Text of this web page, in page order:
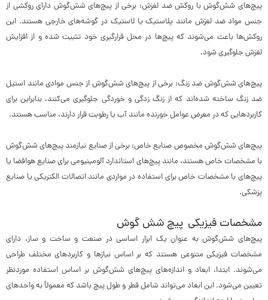
پیچ‌های شش‌گوش با روکش ضد لغزش: برخی از پیچ‌های شش‌گوش دارای روکشی از
جنس مواد ضد لغزش مانند پلاستیک یا لاستیک در گوشه‌های خارجی هستند. این
روکش‌ها باعث می‌شوند که پیچ‌ها در محل قرارگیری خود تثبیت شده و از افزایش
لغزش جلوگیری شود.
پیچ‌های شش‌گوش ضد زنگ: برخی از پیچ‌های شش‌گوش از جنس موادی مانند استیل
ضد زنگ ساخته شده‌اند که از زنگ زدگی و خوردگی جلوگیری می‌کنند، بنابراین برای
کاربردهایی که در معرض عوامل خورنده مانند آب یا رطوبت قرار دارند، مناسب هستند.
پیچ‌های شش‌گوش مخصوص صنایع خاص: برخی از صنایع نیازمند پیچ‌های شش‌گوش
با مشخصات خاص هستند، مانند پیچ‌های استاندارد آلومینیومی برای صنایع هوافضا یا
پیچ‌های با مشخصات خاص برای استفاده در مواردی مانند اتصالات الکتریکی یا صنایع
پزشکی.
مشخصات فیزیکی پیچ شش گوش
پیچ‌های شش‌گوش به عنوان یک ابزار اساسی در صنعت و ساخت و ساز، دارای
مشخصات فیزیکی متنوعی هستند که بر اساس نیازها و کاربردهای مختلف طراحی
می‌شوند. ابتدا، ابعاد و اندازه‌های پیچ‌های شش‌گوش بر اساس استفاده موردنظر
تعیین می‌شود. این ابعاد می‌تواند شامل قطر و طول پیچ باشد که معمولاً به واحدهای